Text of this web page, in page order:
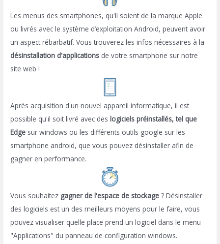
Les menus des smartphones, qu'il soient de la marque Apple
ou livrés avec le système d’exploitation Android, peuvent avoir
un aspect rébarbatif. Vous trouverez les infos nécessaires à la
désinstallation d'applications de votre smartphone sur notre
site web !
Après acquisition d'un nouvel appareil informatique, il est
possible qu'il soit livré avec deslogiciels préinstallés, tel que
Edge sur windows ou les différents outils google sur les
smartphone android, que vous pouvez désinstaller afin de
gagner en performance.
Vous souhaitez gagner de l'espace de stockage ? Désinstaller
des logiciels est un des meilleurs moyens pour le faire, vous
pouvez visualiser quelle place prend un logiciel dans le menu
"Applications" du panneau de configuration windows.